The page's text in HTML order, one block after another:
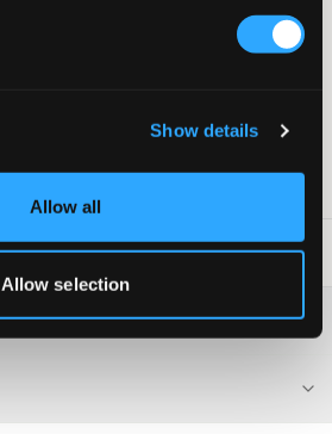
Show details
Allow all
Allow selection